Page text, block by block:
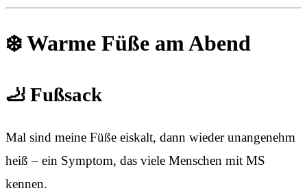
❄️ Warme Füße am Abend
🦶 Fußsack
Mal sind meine Füße eiskalt, dann wieder unangenehm
heiß – ein Symptom, das viele Menschen mit MS
kennen.